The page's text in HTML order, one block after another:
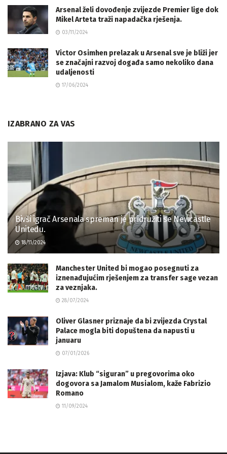
Arsenal želi dovođenje zvijezde Premier lige dok
Mikel Arteta traži napadačka rješenja.
03/11/2024
Victor Osimhen prelazak u Arsenal sve je bliži jer
se značajni razvoj događa samo nekoliko dana
udaljenosti
17/06/2024
IZABRANO ZA VAS
Bivši igrač Arsenala spreman je pridružiti se Newcastle
Unitedu.
18/11/2024
Manchester United bi mogao posegnuti za
iznenađujućim rješenjem za transfer sage vezan
za veznjaka.
28/07/2024
Oliver Glasner priznaje da bi zvijezda Crystal
Palace mogla biti dopuštena da napusti u
januaru
07/01/2026
Izjava: Klub “siguran” u pregovorima oko
dogovora sa Jamalom Musialom, kaže Fabrizio
Romano
11/09/2024